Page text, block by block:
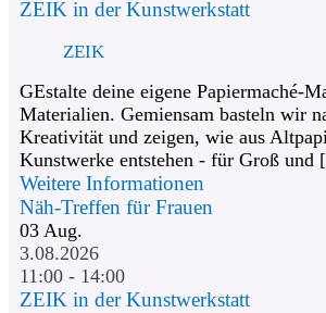
ZEIK in der Kunstwerkstatt
ZEIK
GEstalte deine eigene Papiermaché-
Materialien. Gemiensam basteln wir
Kreativität und zeigen, wie aus
Kunstwerke entstehen - für Groß und
Weitere Informationen
Näh-Treffen für Frauen
03 Aug.
3.08.2026
11:00 - 14:00
ZEIK in der Kunstwerkstatt